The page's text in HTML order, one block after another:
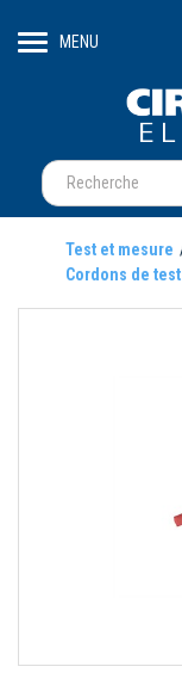
MENU
Test et mesure
Cordons de